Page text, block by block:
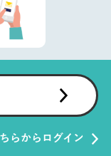
らからログイン